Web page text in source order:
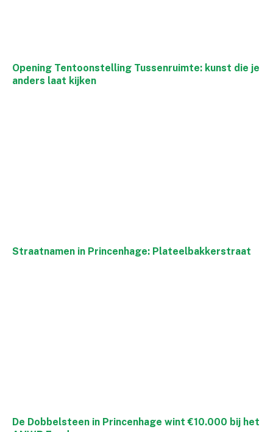
Opening Tentoonstelling Tussenruimte: kunst die je
anders laat kijken
Straatnamen in Princenhage: Plateelbakkerstraat
De Dobbelsteen in Princenhage wint €10.000 bij het